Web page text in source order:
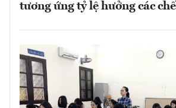
tương ứng tỷ lệ hưởng các